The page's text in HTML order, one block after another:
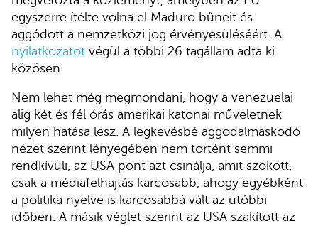
egyszerre ítélte volna el Maduro bűneit és
aggódott a nemzetközi jog érvényesüléséért. A
nyilatkozatot végül a többi 26 tagállam adta ki
közösen.
Nem lehet még megmondani, hogy a venezuelai
alig két és fél órás amerikai katonai műveletnek
milyen hatása lesz. A legkevésbé aggodalmaskodó
nézet szerint lényegében nem történt semmi
rendkívüli, az USA pont azt csinálja, amit szokott,
csak a médiafelhajtás karcosabb, ahogy egyébként
a politika nyelve is karcosabbá vált az utóbbi
időben. A másik véglet szerint az USA szakított az